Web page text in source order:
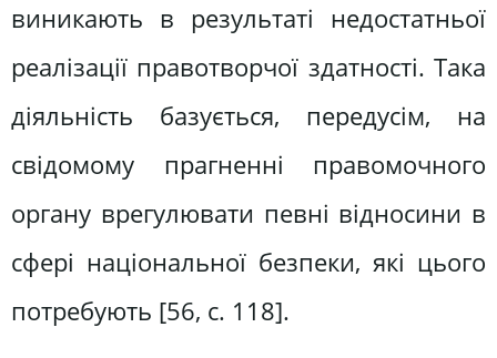
виникають в результаті недостатньої
реалізації правотворчої здатності. Така
діяльність базується, передусім, на
свідомому прагненні правомочного
органу врегулювати певні відносини в
сфері національної безпеки, які цього
потребують [56, с. 118].